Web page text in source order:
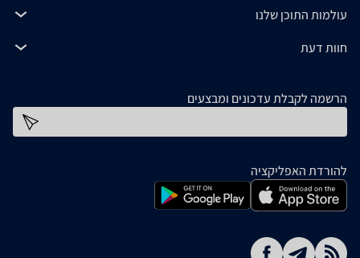
עולמות התוכן שלנו
חוות דעת
הרשמה לקבלת עדכונים ומבצעים
להורדת האפליקציה